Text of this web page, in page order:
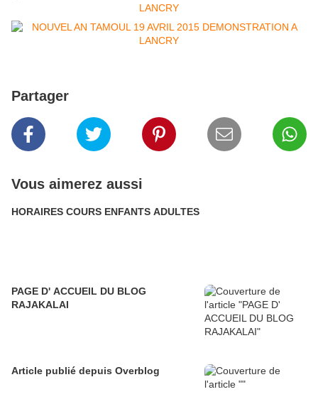
Partager
Vous aimerez aussi
HORAIRES COURS ENFANTS ADULTES
PAGE D' ACCUEIL DU BLOG
RAJAKALAI
Article publié depuis Overblog